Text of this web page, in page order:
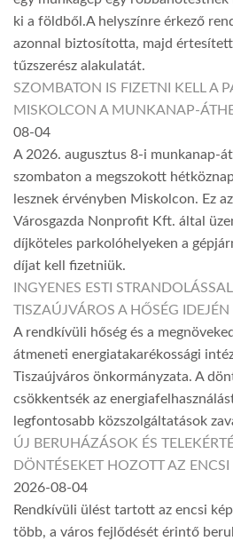
ki a földből.A helyszínre érkező
azonnal biztosította, majd
tűzszerész alakulatát.
SZOMBATON IS FIZETNI KELL A
MISKOLCON A MUNKANAP-
08-04
A 2026. augusztus 8-i munkanap-
szombaton a megszokott
lesznek érvényben Miskolcon. Ez
Városgazda Nonprofit Kft. által
díjköteles parkolóhelyeken a
díjat kell fizetniük.
INGYENES ESTI
TISZAÚJVÁROS A HŐSÉG IDEJÉN
A rendkívüli hőség és a
átmeneti energiatakarékossági
Tiszaújváros önkormányzata. A
csökkentsék az
legfontosabb közszolgáltatások
ÚJ BERUHÁZÁSOK ÉS
DÖNTÉSEKET HOZOTT AZ ENCSI
2026-08-04
Rendkívüli ülést tartott az encsi
több, a város fejlődését érintő